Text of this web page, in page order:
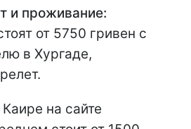
и проживание:
от 5750 гривен с
в Хургаде,
на сайте